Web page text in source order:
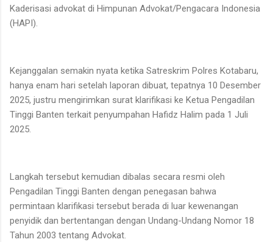
Kaderisasi advokat di Himpunan Advokat/Pengacara Indonesia
(HAPI).
Kejanggalan semakin nyata ketika Satreskrim Polres Kotabaru,
hanya enam hari setelah laporan dibuat, tepatnya 10 Desember
2025, justru mengirimkan surat klarifikasi ke Ketua Pengadilan
Tinggi Banten terkait penyumpahan Hafidz Halim pada 1 Juli
2025.
Langkah tersebut kemudian dibalas secara resmi oleh
Pengadilan Tinggi Banten dengan penegasan bahwa
permintaan klarifikasi tersebut berada di luar kewenangan
penyidik dan bertentangan dengan Undang-Undang Nomor 18
Tahun 2003 tentang Advokat.